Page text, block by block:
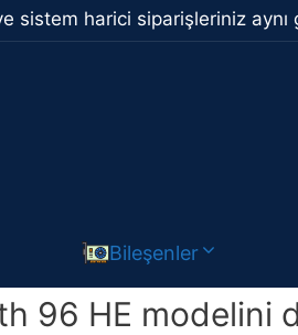
sistem harici siparişleriniz aynı
Bileşenler
96 HE modelini